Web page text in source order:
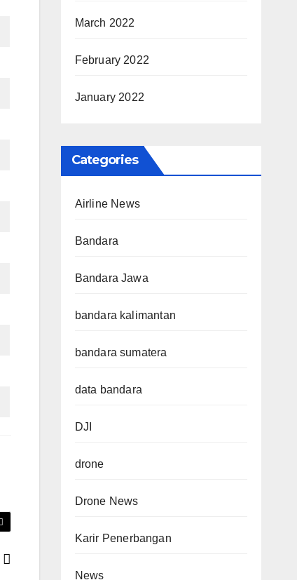
March 2022
February 2022
January 2022
Categories
Airline News
Bandara
Bandara Jawa
bandara kalimantan
bandara sumatera
data bandara
DJI
drone
Drone News
Karir Penerbangan
News